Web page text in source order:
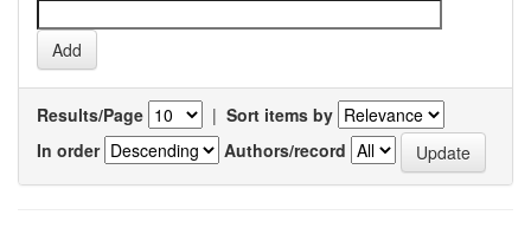
Results/Page | Sort items by
In order
Authors/record